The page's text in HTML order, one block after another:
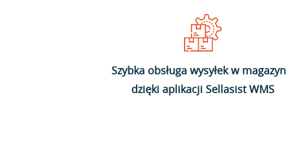
Szybka obsługa wysyłek w
dzięki aplikacji Sellasist WMS